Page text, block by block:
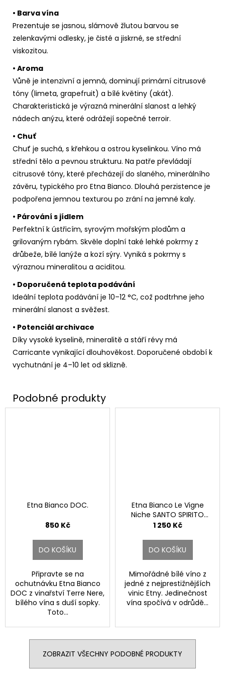
• Barva vína
Prezentuje se jasnou, slámově žlutou barvou se
zelenkavými odlesky, je čisté a jiskrné, se střední
viskozitou.
• Aroma
Vůně je intenzivní a jemná, dominují primární citrusové
tóny (limeta, grapefruit) a bílé květiny (akát).
Charakteristická je výrazná minerální slanost a lehký
nádech anýzu, které odrážejí sopečné terroir.
• Chuť
Chuť je suchá, s křehkou a ostrou kyselinkou. Víno má
střední tělo a pevnou strukturu. Na patře převládají
citrusové tóny, které přecházejí do slaného, minerálního
závěru, typického pro Etna Bianco. Dlouhá perzistence je
podpořena jemnou texturou po zrání na jemné kaly.
• Párování s jídlem
Perfektní k ústřicím, syrovým mořským plodům a
grilovaným rybám. Skvěle doplní také lehké pokrmy z
drůbeže, bílé lanýže a kozí sýry. Vyniká s pokrmy s
výraznou mineralitou a aciditou.
• Doporučená teplota podávání
Ideální teplota podávání je 10–12 °C, což podtrhne jeho
minerální slanost a svěžest.
• Potenciál archivace
Díky vysoké kyselině, mineralitě a stáří révy má
Carricante vynikající dlouhověkost. Doporučené období k
vychutnání je 4–10 let od sklizně.
Etna Bianco DOC.
850 Kč
DO KOŠÍKU
Připravte se na
ochutnávku Etna Bianco
DOC z vinařství Terre Nere,
bílého vína s duší sopky.
Toto...
Etna Bianco Le Vigne
Niche SANTO SPIRITO
DOC.
1 250 Kč
DO KOŠÍKU
Mimořádné bílé víno z
jedné z nejprestižnějších
vinic Etny. Jedinečnost
vína spočívá v odrůdě...
ZOBRAZIT VŠECHNY PODOBNÉ PRODUKTY